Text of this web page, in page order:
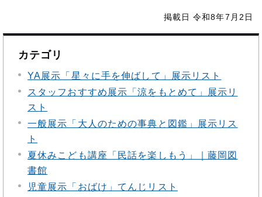
掲載日 令和8年7月2日
カテゴリ
YA展示「星々に手を伸ばして」展示リスト
スタッフおすすめ展示「涼をもとめて」展示リ
スト
一般展示「大人のための事典と図鑑」展示リス
ト
夏休みこども講座「民話を楽しもう」｜藤岡図
書館
児童展示「おばけ」てんじリスト